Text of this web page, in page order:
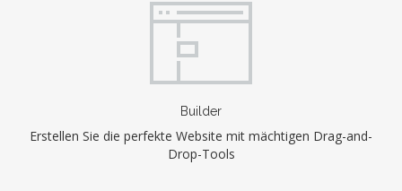
Builder
Erstellen Sie die perfekte Website mit mächtigen Drag-and-
Drop-Tools